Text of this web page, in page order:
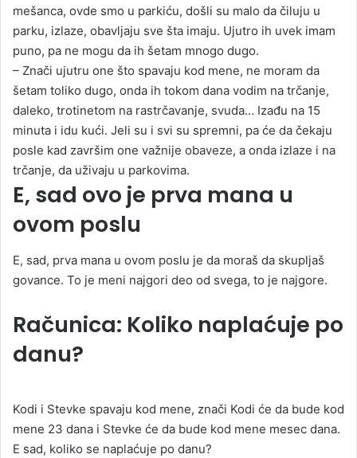
mešanca, ovde smo u parkiću, došli su malo da čiluju u
parku, izlaze, obavljaju sve šta imaju. Ujutro ih uvek imam
puno, pa ne mogu da ih šetam mnogo dugo.
– Znači ujutru one što spavaju kod mene, ne moram da
šetam toliko dugo, onda ih tokom dana vodim na trčanje,
daleko, trotinetom na rastrčavanje, svuda… Izađu na 15
minuta i idu kući. Jeli su i svi su spremni, pa će da čekaju
posle kad završim one važnije obaveze, a onda izlaze i na
trčanje, da uživaju u parkovima.
E, sad ovo je prva mana u
ovom poslu
E, sad, prva mana u ovom poslu je da moraš da skupljaš
govance. To je meni najgori deo od svega, to je najgore.
Računica: Koliko naplaćuje po
danu?
Kodi i Stevke spavaju kod mene, znači Kodi će da bude kod
mene 23 dana i Stevke će da bude kod mene mesec dana.
E sad, koliko se naplaćuje po danu?